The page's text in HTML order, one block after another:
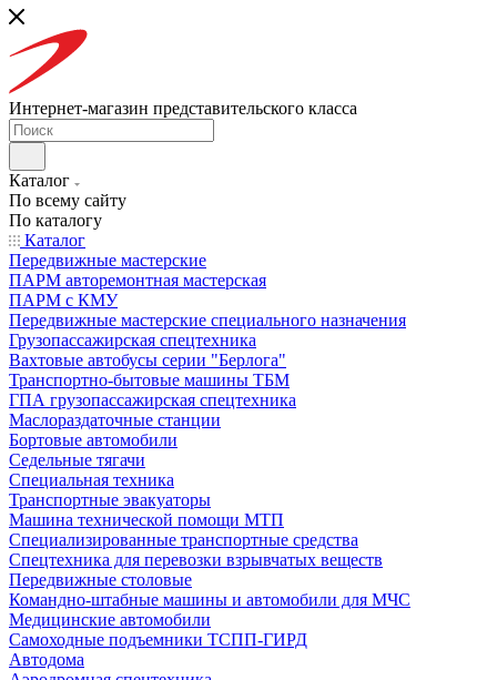
Интернет-магазин представительского класса
Каталог
По всему сайту
По каталогу
Каталог
Передвижные мастерские
ПАРМ авторемонтная мастерская
ПАРМ с КМУ
Передвижные мастерские специального назначения
Грузопассажирская спецтехника
Вахтовые автобусы серии "Берлога"
Транспортно-бытовые машины ТБМ
ГПА грузопассажирская спецтехника
Маслораздаточные станции
Бортовые автомобили
Седельные тягачи
Специальная техника
Транспортные эвакуаторы
Машина технической помощи МТП
Специализированные транспортные средства
Спецтехника для перевозки взрывчатых веществ
Передвижные столовые
Командно-штабные машины и автомобили для МЧС
Медицинские автомобили
Самоходные подъемники ТСПП-ГИРД
Автодома